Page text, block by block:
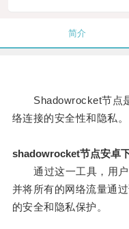
简介
Shadowrocket节点是
络连接的安全性和隐私。
shadowrocket节点安卓
通过这一工具，用户
并将所有的网络流量通
的安全和隐私保护。